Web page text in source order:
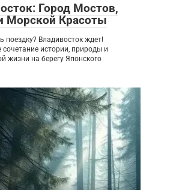
Город Мостов,
Морской Красоты
поездку? Владивосток ждет!
сочетание истории, природы и
жизни на берегу Японского